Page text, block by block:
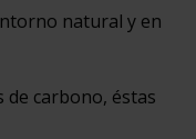
natural y en
de carbono, éstas